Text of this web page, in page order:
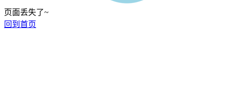
页面丢失了~
回到首页